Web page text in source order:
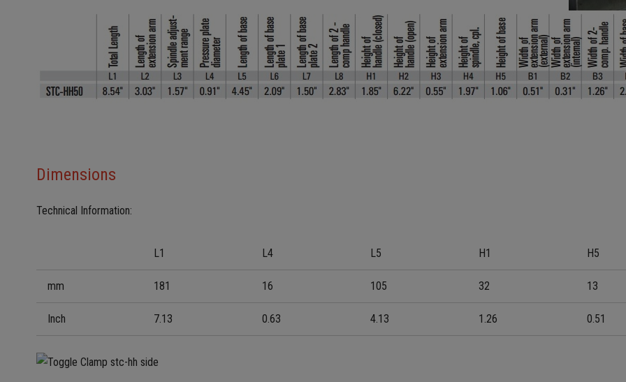
Dimensions
Technical Information:
L1 L4 L5 H1 H5
mm 181 16 105 32 13
Inch 7.13 0.63 4.13 1.26 0.51